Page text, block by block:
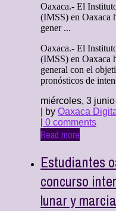
Oaxaca.- El
(IMSS) en Oaxaca
gener ...
Oaxaca.- El
(IMSS) en Oaxaca
general con el
pronósticos de
miércoles, 3
| by Oaxaca
0 comments
Read more
Estudiantes
concurso
lunar y